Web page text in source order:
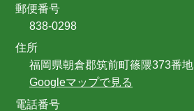
郵便番号
838-0298
住所
福岡県朝倉郡筑前町篠隈373番地
Googleマップで見る
電話番号